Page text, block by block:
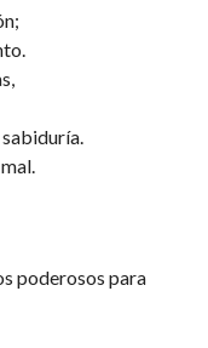
poderosos para